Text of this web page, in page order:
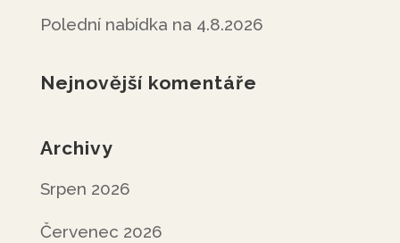
Polední nabídka na 4.8.2026
Nejnovější komentáře
Archivy
Srpen 2026
Červenec 2026